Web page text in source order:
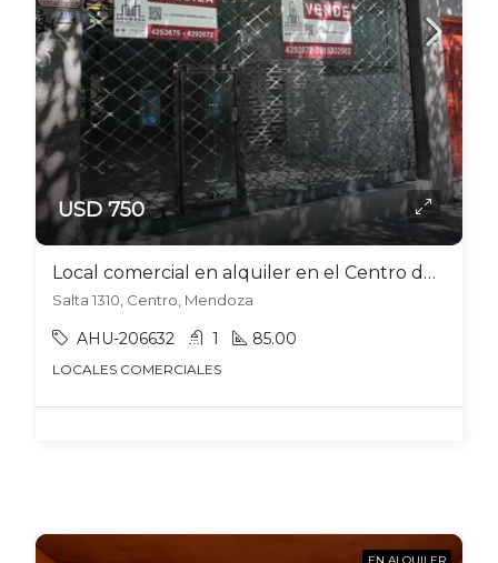
USD 750
Local comercial en alquiler en el Centro de Mendoza
Salta 1310, Centro, Mendoza
AHU-206632 1 85.00
LOCALES COMERCIALES